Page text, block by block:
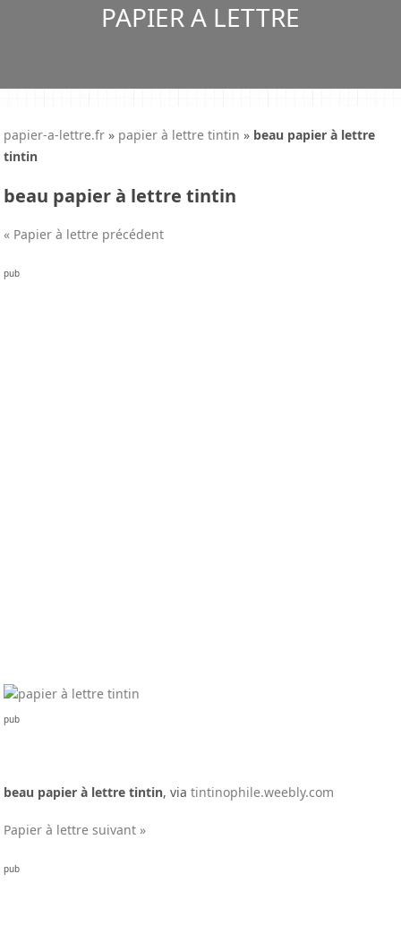
PAPIER A LETTRE
papier-a-lettre.fr » papier à lettre tintin » beau papier à lettre
tintin
beau papier à lettre tintin
« Papier à lettre précédent
pub
pub
beau papier à lettre tintin, viatintinophile.weebly.com
Papier à lettre suivant »
pub